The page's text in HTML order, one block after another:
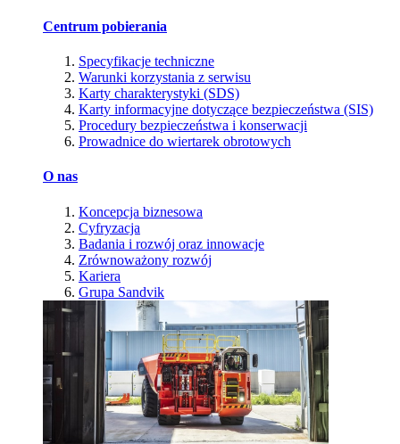
Centrum pobierania
Specyfikacje techniczne
Warunki korzystania z serwisu
Karty charakterystyki (SDS)
Karty informacyjne dotyczące bezpieczeństwa (SIS)
Procedury bezpieczeństwa i konserwacji
Prowadnice do wiertarek obrotowych
O nas
Koncepcja biznesowa
Cyfryzacja
Badania i rozwój oraz innowacje
Zrównoważony rozwój
Kariera
Grupa Sandvik